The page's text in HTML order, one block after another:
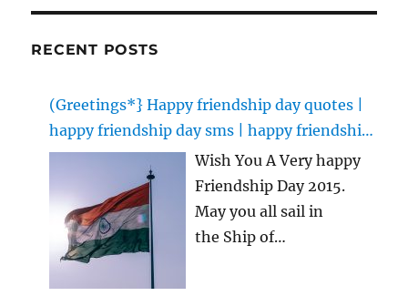
RECENT POSTS
(Greetings*} Happy friendship day quotes |
happy friendship day sms | happy friendship
day images
Wish You A Very happy
Friendship Day 2015.
May you all sail in
the Ship of